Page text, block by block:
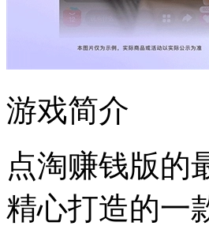
游戏简介
点淘赚钱版的
精心打造的一